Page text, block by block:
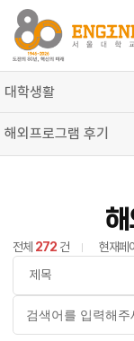
대학생활
해외프로그램 후기
전체 272 건 현재페